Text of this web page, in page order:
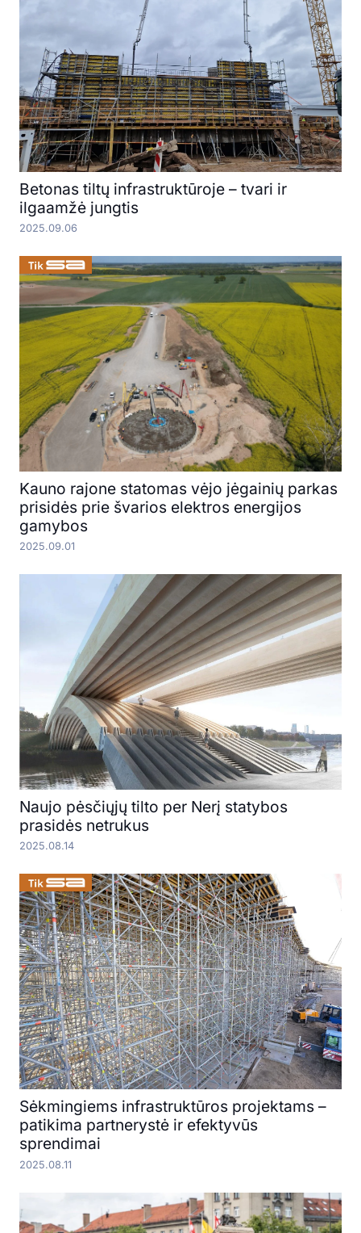
Betonas tiltų infrastruktūroje – tvari ir
ilgaamžė jungtis
2025.09.06
Kauno rajone statomas vėjo jėgainių parkas
prisidės prie švarios elektros energijos
gamybos
2025.09.01
Naujo pėsčiųjų tilto per Nerį statybos
prasidės netrukus
2025.08.14
Sėkmingiems infrastruktūros projektams –
patikima partnerystė ir efektyvūs
sprendimai
2025.08.11